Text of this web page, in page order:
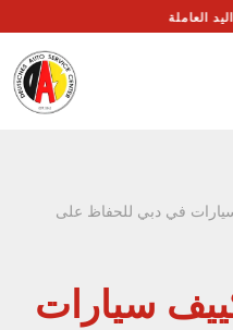
في دبي للحفاظ على
سيارات